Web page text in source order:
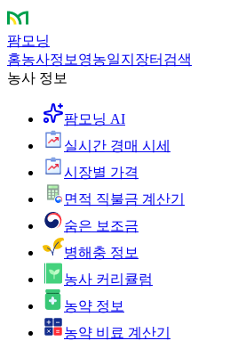
팜모닝
홈농사정보 영농일지 장터 검색
농사 정보
팜모닝 AI
실시간 경매 시세
시장별 가격
면적 직불금 계산기
숨은 보조금
병해충 정보
농사 커리큘럼
농약 정보
농약 비료 계산기